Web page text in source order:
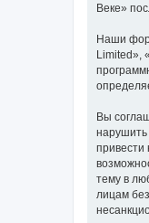
Веке»
Наши
Limited»,
Вы
нарушить
привести
тему в
лицам